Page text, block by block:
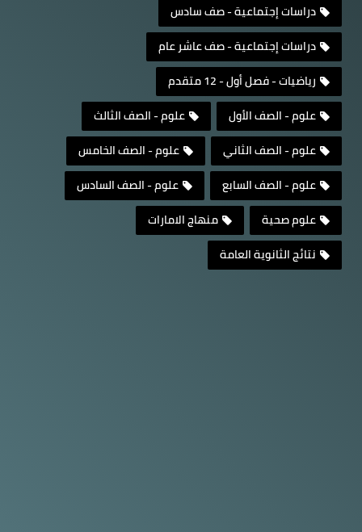
دراسات إجتماعية - صف سادس
دراسات إجتماعية - صف عاشر عام
رياضيات - فصل أول - 12 متقدم
علوم - الصف الأول
علوم - الصف الثالث
علوم - الصف الثاني
علوم - الصف الخامس
علوم - الصف السابع
علوم - الصف السادس
علوم صحية
منهاج الامارات
نتائج الثانوية العامة